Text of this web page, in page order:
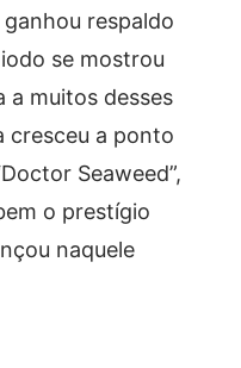
respaldo
se mostrou
a muitos desses
cresceu a ponto
Seaweed”,
o prestígio
naquele